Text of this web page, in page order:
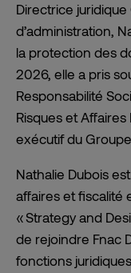
Directrice
d’administration,
la protection des
2026, elle a pris
Responsabilité
Risques et
exécutif du
Nathalie Dubois
affaires et fiscalité
« Strategy and
de rejoindre Fnac
fonctions